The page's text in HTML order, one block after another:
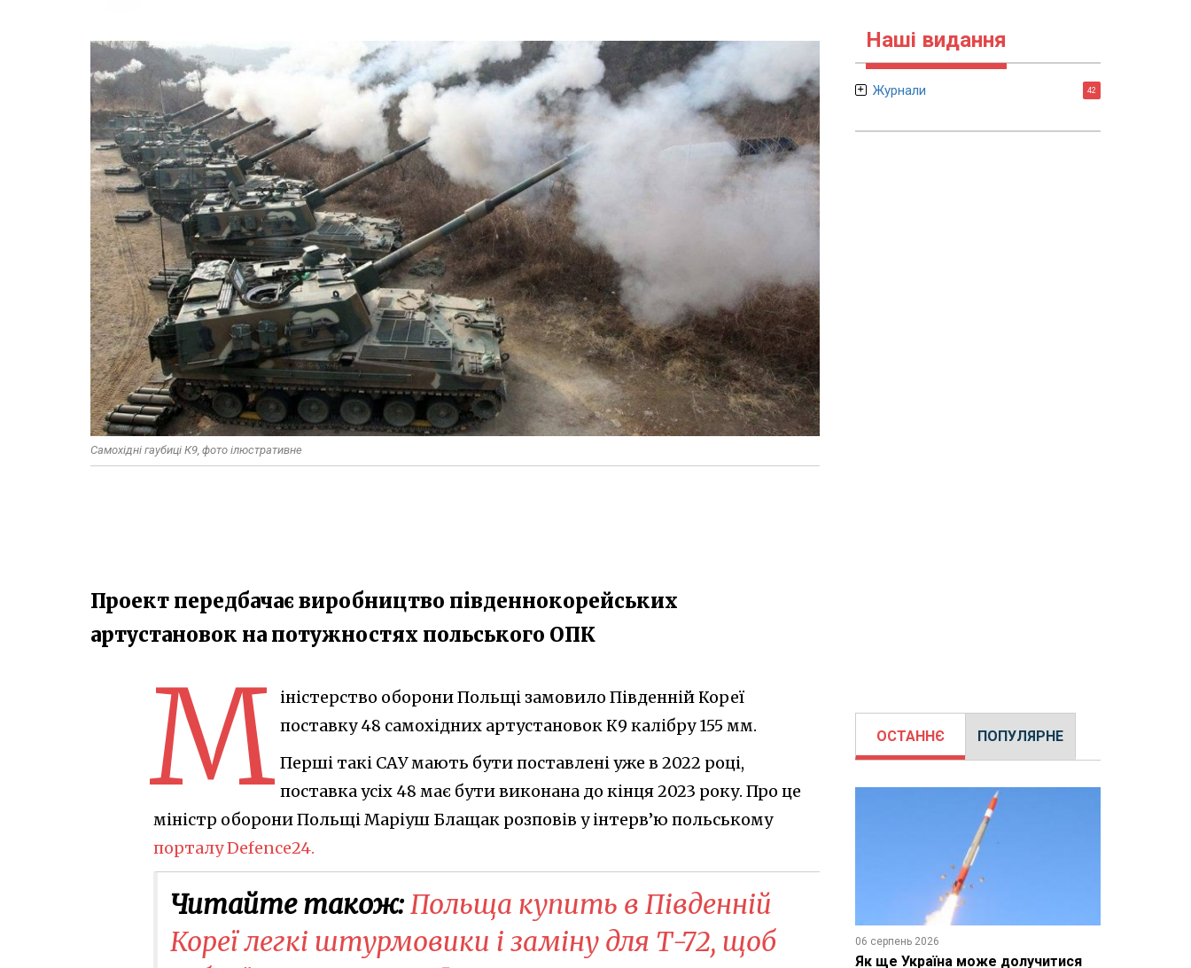
Самохідні гаубиці К9, фото ілюстративне
Проект передбачає виробництво південнокорейських
артустановок на потужностях польського ОПК
М іністерство оборони Польщі замовило Південній Кореї
поставку 48 самохідних артустановок К9 калібру 155 мм.
Перші такі САУ мають бути поставлені уже в 2022 році,
поставка усіх 48 має бути виконана до кінця 2023 року. Про це
міністр оборони Польщі Маріуш Блащак розповів у інтерв’ю польському
порталу Defence24.
Читайте також:Польща купить в Південній
Кореї легкі штурмовики і заміну для Т-72, щоб
Наші видання
Журнали 42
ОСТАННЄ ПОПУЛЯРНЕ
06 серпень 2026
Як ще Україна може долучитися